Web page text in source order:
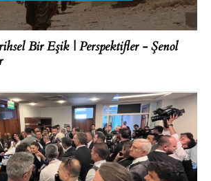
Bir Eşik | Perspektifler - Şenol